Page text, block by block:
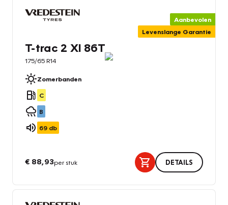
Aanbevolen
Levenslange Garantie
T-trac 2 Xl 86T
175/65 R14
Zomerbanden
C
B
69 db
€ 88,93per stuk DETAILS